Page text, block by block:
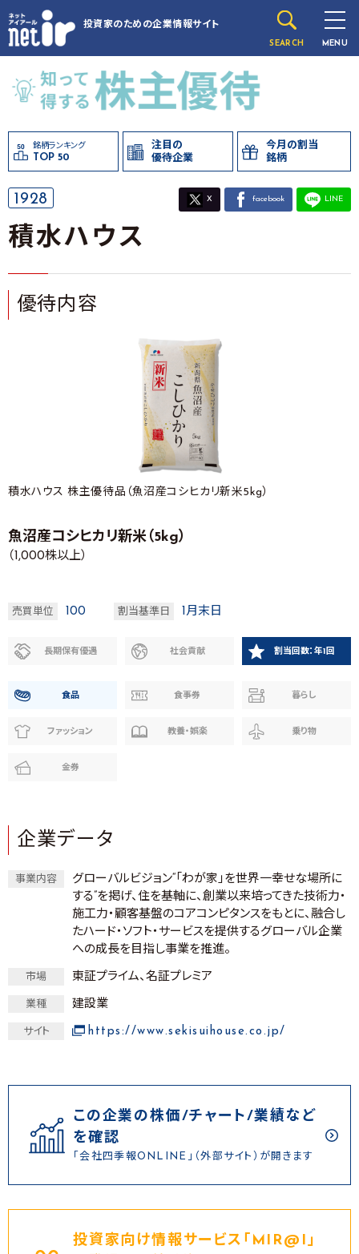
投資家のための企業情報サイト
SEARCH MENU
銘柄ランキング
TOP 50
注目の
優待企業
今月の割当
銘柄
1928 X facebook LINE
積水ハウス
優待内容
積水ハウス 株主優待品（魚沼産コシヒカリ新米5kg）
魚沼産コシヒカリ新米（5kg）
（1,000株以上）
売買単位 100 割当基準日 1月末日
長期保有優遇 社会貢献 割当回数：年1回
食品 食事券 暮らし
ファッション 教養・娯楽 乗り物
金券
企業データ
事業内容
グローバルビジョン“「わが家」を世界一幸せな場所に
する”を掲げ、住を基軸に、創業以来培ってきた技術力・
施工力・顧客基盤のコアコンピタンスをもとに、融合し
たハード・ソフト・サービスを提供するグローバル企業
への成長を目指し事業を推進。
市場 東証プライム、名証プレミア
業種 建設業
サイト https://www.sekisuihouse.co.jp/
この企業の株価/チャート/業績など
を確認
「会社四季報ONLINE」（外部サイト）が開きます
投資家向け情報サービス｢MIR@I｣